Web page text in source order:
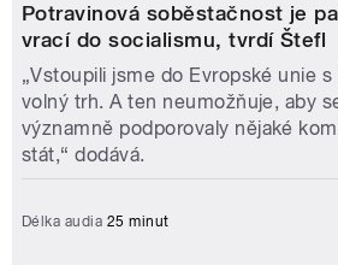
Potravinová soběstačnost je
vrací do socialismu, tvrdí Štefl
„Vstoupili jsme do Evropské unie
volný trh. A ten neumožňuje, aby
významně podporovaly nějaké
stát,“ dodává.
Délka audia 25 minut